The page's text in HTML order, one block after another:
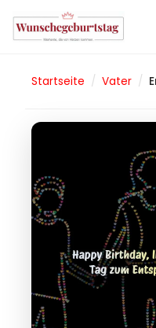
Startseite / Vater /